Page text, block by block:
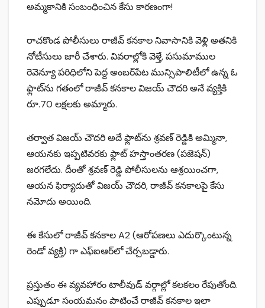
అమ్మకానికి సంబంధించిన కేసు కారణంగా!
రాచకొండ పోలీసులు రాజీవ్ కనకాల నివాసానికి వెళ్లి అతనికి
నోటీసులు జారీ చేశారు. వివరాల్లోకి వెళ్తే, పసుమాముల
రెవెన్యూ పరిధిలోని పెద్ద అంబర్‌పేట మున్సిపాలిటీలో ఉన్న ఓ
ఫ్లాట్‌ను గతంలో రాజీవ్ కనకాల విజయ్ చౌదరి అనే వ్యక్తికి
రూ.70 లక్షలకు అమ్మారు.
తర్వాత విజయ్ చౌదరి అదే ఫ్లాట్‌ను శ్రవణ్ రెడ్డికి అమ్మినా,
ఆయనకు ఇప్పటివరకు ఫ్లాట్ హస్తాంతరణ (పజెషన్)
జరగలేదు. దీంతో శ్రవణ్ రెడ్డి పోలీసులను ఆశ్రయించగా,
ఆయన ఫిర్యాదుతో విజయ్ చౌదరి, రాజీవ్ కనకాలపై కేసు
నమోదు అయింది.
ఈ కేసులో రాజీవ్ కనకాల A2 (ఆరోపణలు ఎదుర్కొంటున్న
రెండో వ్యక్తి) గా ఎఫ్‌ఐఆర్‌లో చేర్చబడ్డారు.
ప్రస్తుతం ఈ వ్యవహారం టాలీవుడ్ వర్గాల్లో కలకలం రేపుతోంది.
ఎప్పుడూ సంయమనం పాటించే రాజీవ్ కనకాల ఇలా